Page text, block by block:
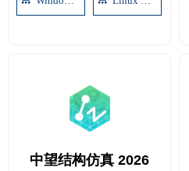
中望结构仿真 2026